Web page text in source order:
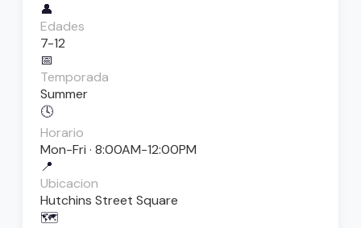
👤
Edades
7-12
📅
Temporada
Summer
🕓
Horario
Mon-Fri · 8:00AM-12:00PM
📍
Ubicacion
Hutchins Street Square
🗺️